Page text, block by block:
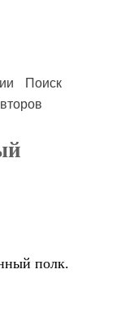
Поиск
полк.